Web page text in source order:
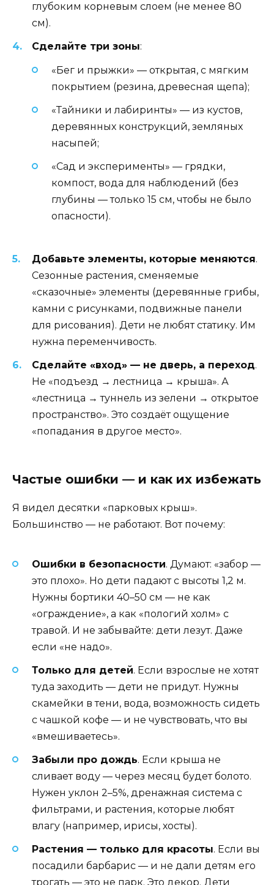
глубоким корневым слоем (не менее 80
см).
Сделайте три зоны:
«Бег и прыжки» — открытая, с мягким
покрытием (резина, древесная щепа);
«Тайники и лабиринты» — из кустов,
деревянных конструкций, земляных
насыпей;
«Сад и эксперименты» — грядки,
компост, вода для наблюдений (без
глубины — только 15 см, чтобы не было
опасности).
Добавьте элементы, которые меняются.
Сезонные растения, сменяемые
«сказочные» элементы (деревянные грибы,
камни с рисунками, подвижные панели
для рисования). Дети не любят статику. Им
нужна переменчивость.
Сделайте «вход» — не дверь, а переход.
Не «подъезд → лестница → крыша». А
«лестница → туннель из зелени → открытое
пространство». Это создаёт ощущение
«попадания в другое место».
Частые ошибки — и как их избежать
Я видел десятки «парковых крыш».
Большинство — не работают. Вот почему:
Ошибки в безопасности. Думают: «забор —
это плохо». Но дети падают с высоты 1,2 м.
Нужны бортики 40–50 см — не как
«ограждение», а как «пологий холм» с
травой. И не забывайте: дети лезут. Даже
если «не надо».
Только для детей. Если взрослые не хотят
туда заходить — дети не придут. Нужны
скамейки в тени, вода, возможность сидеть
с чашкой кофе — и не чувствовать, что вы
«вмешиваетесь».
Забыли про дождь. Если крыша не
сливает воду — через месяц будет болото.
Нужен уклон 2–5%, дренажная система с
фильтрами, и растения, которые любят
влагу (например, ирисы, хосты).
Растения — только для красоты. Если вы
посадили барбарис — и не дали детям его
трогать — это не парк. Это декор. Дети